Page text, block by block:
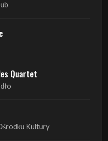
Quartet
Kultury